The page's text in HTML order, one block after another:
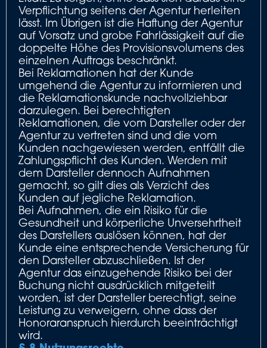
Verpflichtung seitens der Agentur herleiten
lässt. Im Übrigen ist die Haftung der Agentur
auf Vorsatz und grobe Fahrlässigkeit auf die
doppelte Höhe des Provisionsvolumens des
einzelnen Auftrags beschränkt.
Bei Reklamationen hat der Kunde
umgehend die Agentur zu informieren und
die Reklamationskunde nachvollziehbar
darzulegen. Bei berechtigten
Reklamationen, die vom Darsteller oder der
Agentur zu vertreten sind und die vom
Kunden nachgewiesen werden, entfällt die
Zahlungspflicht des Kunden. Werden mit
dem Darsteller dennoch Aufnahmen
gemacht, so gilt dies als Verzicht des
Kunden auf jegliche Reklamation.
Bei Aufnahmen, die ein Risiko für die
Gesundheit und körperliche Unversehrtheit
des Darstellers auslösen können, hat der
Kunde eine entsprechende Versicherung für
den Darsteller abzuschließen. Ist der
Agentur das einzugehende Risiko bei der
Buchung nicht ausdrücklich mitgeteilt
worden, ist der Darsteller berechtigt, seine
Leistung zu verweigern, ohne dass der
Honoraranspruch hierdurch beeinträchtigt
wird.